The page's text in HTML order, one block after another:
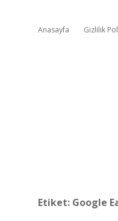
Anasayfa Gizlilik
Etiket: Google